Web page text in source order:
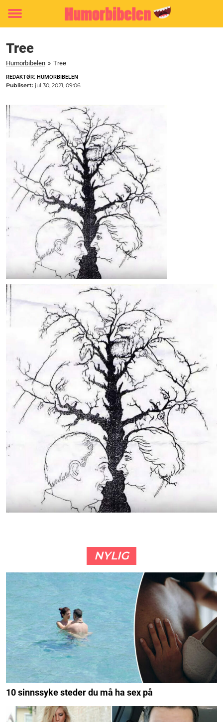
Toggle
Tree
Humorbibelen » Tree
REDAKTØR: HUMORBIBELEN
Publisert: jul 30, 2021, 09:06
NYLIG
10 sinnssyke steder du må ha sex på